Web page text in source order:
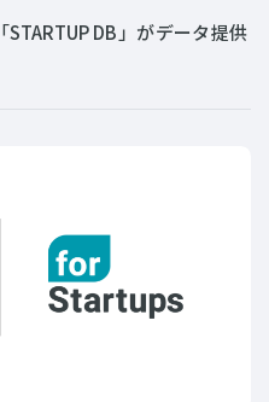
STARTUP DB」がデータ提供